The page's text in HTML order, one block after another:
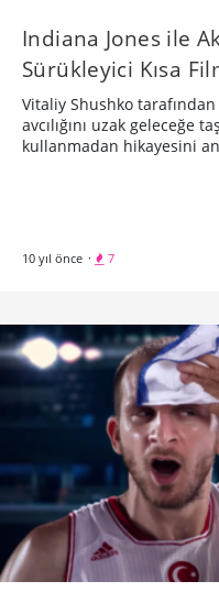
Indiana Jones ile
Sürükleyici Kısa
Vitaliy Shushko tarafından
avcılığını uzak geleceğe
kullanmadan hikayesini
10 yıl önce · 7